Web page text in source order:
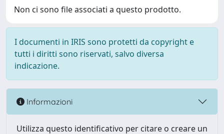
Non ci sono file associati a questo prodotto.
I documenti in IRIS sono protetti da copyright e
tutti i diritti sono riservati, salvo diversa
indicazione.
Informazioni
Utilizza questo identificativo per citare o creare un